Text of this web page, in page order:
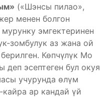
» («Шэнсы пилао»,
менен болгон
эмгектеринен
зомбулук аз жана ой
Көпчүлүк Мо
эсептеген бул окуя
учурунда өлүм
ар кандай үй